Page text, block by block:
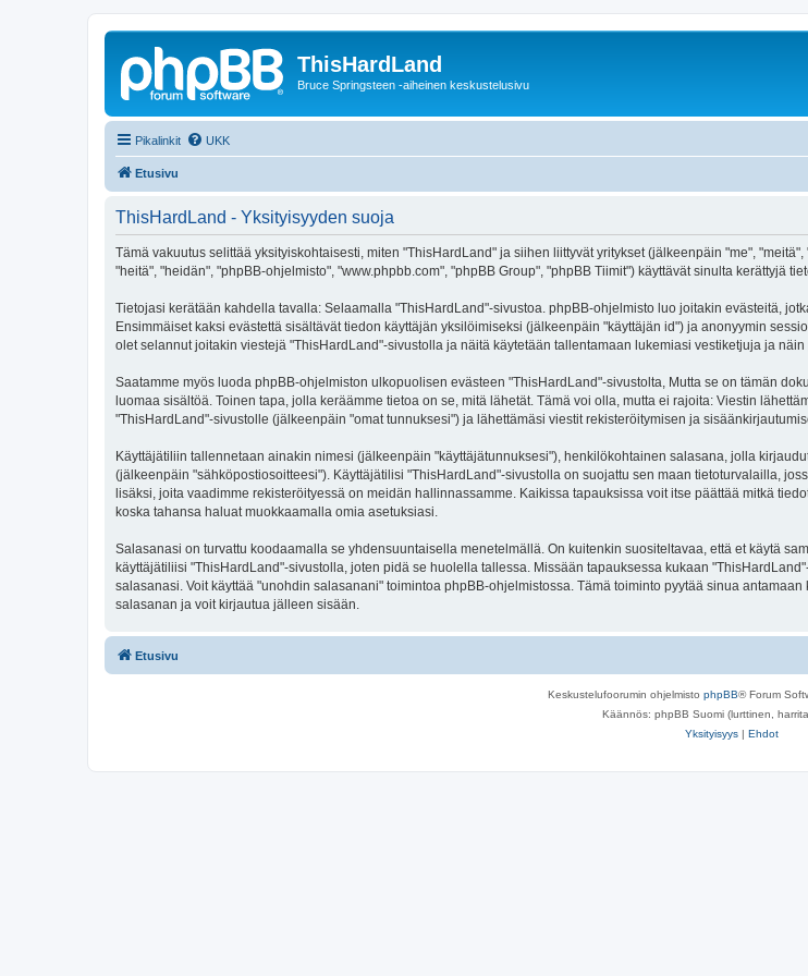
ThisHardLand
Bruce Springsteen -aiheinen keskustelusivu
Pikalinkit UKK
Etusivu
ThisHardLand - Yksityisyyden suoja
Tämä vakuutus selittää yksityiskohtaisesti, miten "ThisHardLand" ja siihen liittyvät yritykset (jälkeenpäin "me",
"heitä", "heidän", "phpBB-ohjelmisto", "www.phpbb.com", "phpBB Group", "phpBB Tiimit") käyttävät sinulta kerättyjä
Tietojasi kerätään kahdella tavalla: Selaamalla "ThisHardLand"-sivustoa. phpBB-ohjelmisto luo joitakin evästeitä,
Ensimmäiset kaksi evästettä sisältävät tiedon käyttäjän yksilöimiseksi (jälkeenpäin "käyttäjän id") ja anonyymin
olet selannut joitakin viestejä "ThisHardLand"-sivustolla ja näitä käytetään tallentamaan lukemiasi vestiketjuja ja näin
Saatamme myös luoda phpBB-ohjelmiston ulkopuolisen evästeen "ThisHardLand"-sivustolta, Mutta se on tämän
luomaa sisältöä. Toinen tapa, jolla keräämme tietoa on se, mitä lähetät. Tämä voi olla, mutta ei rajoita: Viestin
"ThisHardLand"-sivustolle (jälkeenpäin "omat tunnuksesi") ja lähettämäsi viestit rekisteröitymisen ja
Käyttäjätiliin tallennetaan ainakin nimesi (jälkeenpäin "käyttäjätunnuksesi"), henkilökohtainen salasana, jolla
(jälkeenpäin "sähköpostiosoitteesi"). Käyttäjätilisi "ThisHardLand"-sivustolla on suojattu sen maan tietoturvalailla,
lisäksi, joita vaadimme rekisteröityessä on meidän hallinnassamme. Kaikissa tapauksissa voit itse päättää mitkä
koska tahansa haluat muokkaamalla omia asetuksiasi.
Salasanasi on turvattu koodaamalla se yhdensuuntaisella menetelmällä. On kuitenkin suositeltavaa, että et käytä
käyttäjätiliisi "ThisHardLand"-sivustolla, joten pidä se huolella tallessa. Missään tapauksessa kukaan
salasanasi. Voit käyttää "unohdin salasanani" toimintoa phpBB-ohjelmistossa. Tämä toiminto pyytää sinua
salasanan ja voit kirjautua jälleen sisään.
Etusivu
Keskustelufoorumin ohjelmisto phpBB® Forum
Käännös: phpBB Suomi (lurttinen,
Yksityisyys | Ehdot